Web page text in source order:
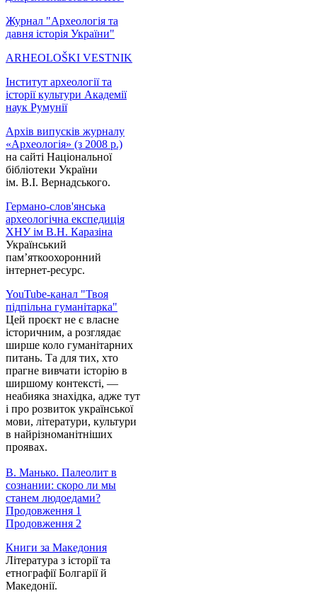
Журнал "Археологія та
давня історія України"
ARHEOLOŠKI VESTNIK
Інститут археології та
історії культури Академії
наук Румунії
Архів випусків журналу
«Археологія» (з 2008 р.)
на сайті Національної
бібліотеки України
ім. В.І. Вернадського.
Германо-слов'янська
археологічна експедиція
ХНУ ім В.Н. Каразіна
Український
пам’яткоохоронний
інтернет-ресурс.
YouTube-канал "Твоя
підпільна гуманітарка"
Цей проєкт не є власне
історичним, а розглядає
ширше коло гуманітарних
питань. Та для тих, хто
прагне вивчати історію в
ширшому контексті, —
неабияка знахідка, адже тут
і про розвиток української
мови, літератури, культури
в найрізноманітніших
проявах.
В. Манько. Палеолит в
сознании: скоро ли мы
станем людоедами?
Продовження 1
Продовження 2
Книги за Македония
Література з історії та
етнографії Болгарії й
Македонії.